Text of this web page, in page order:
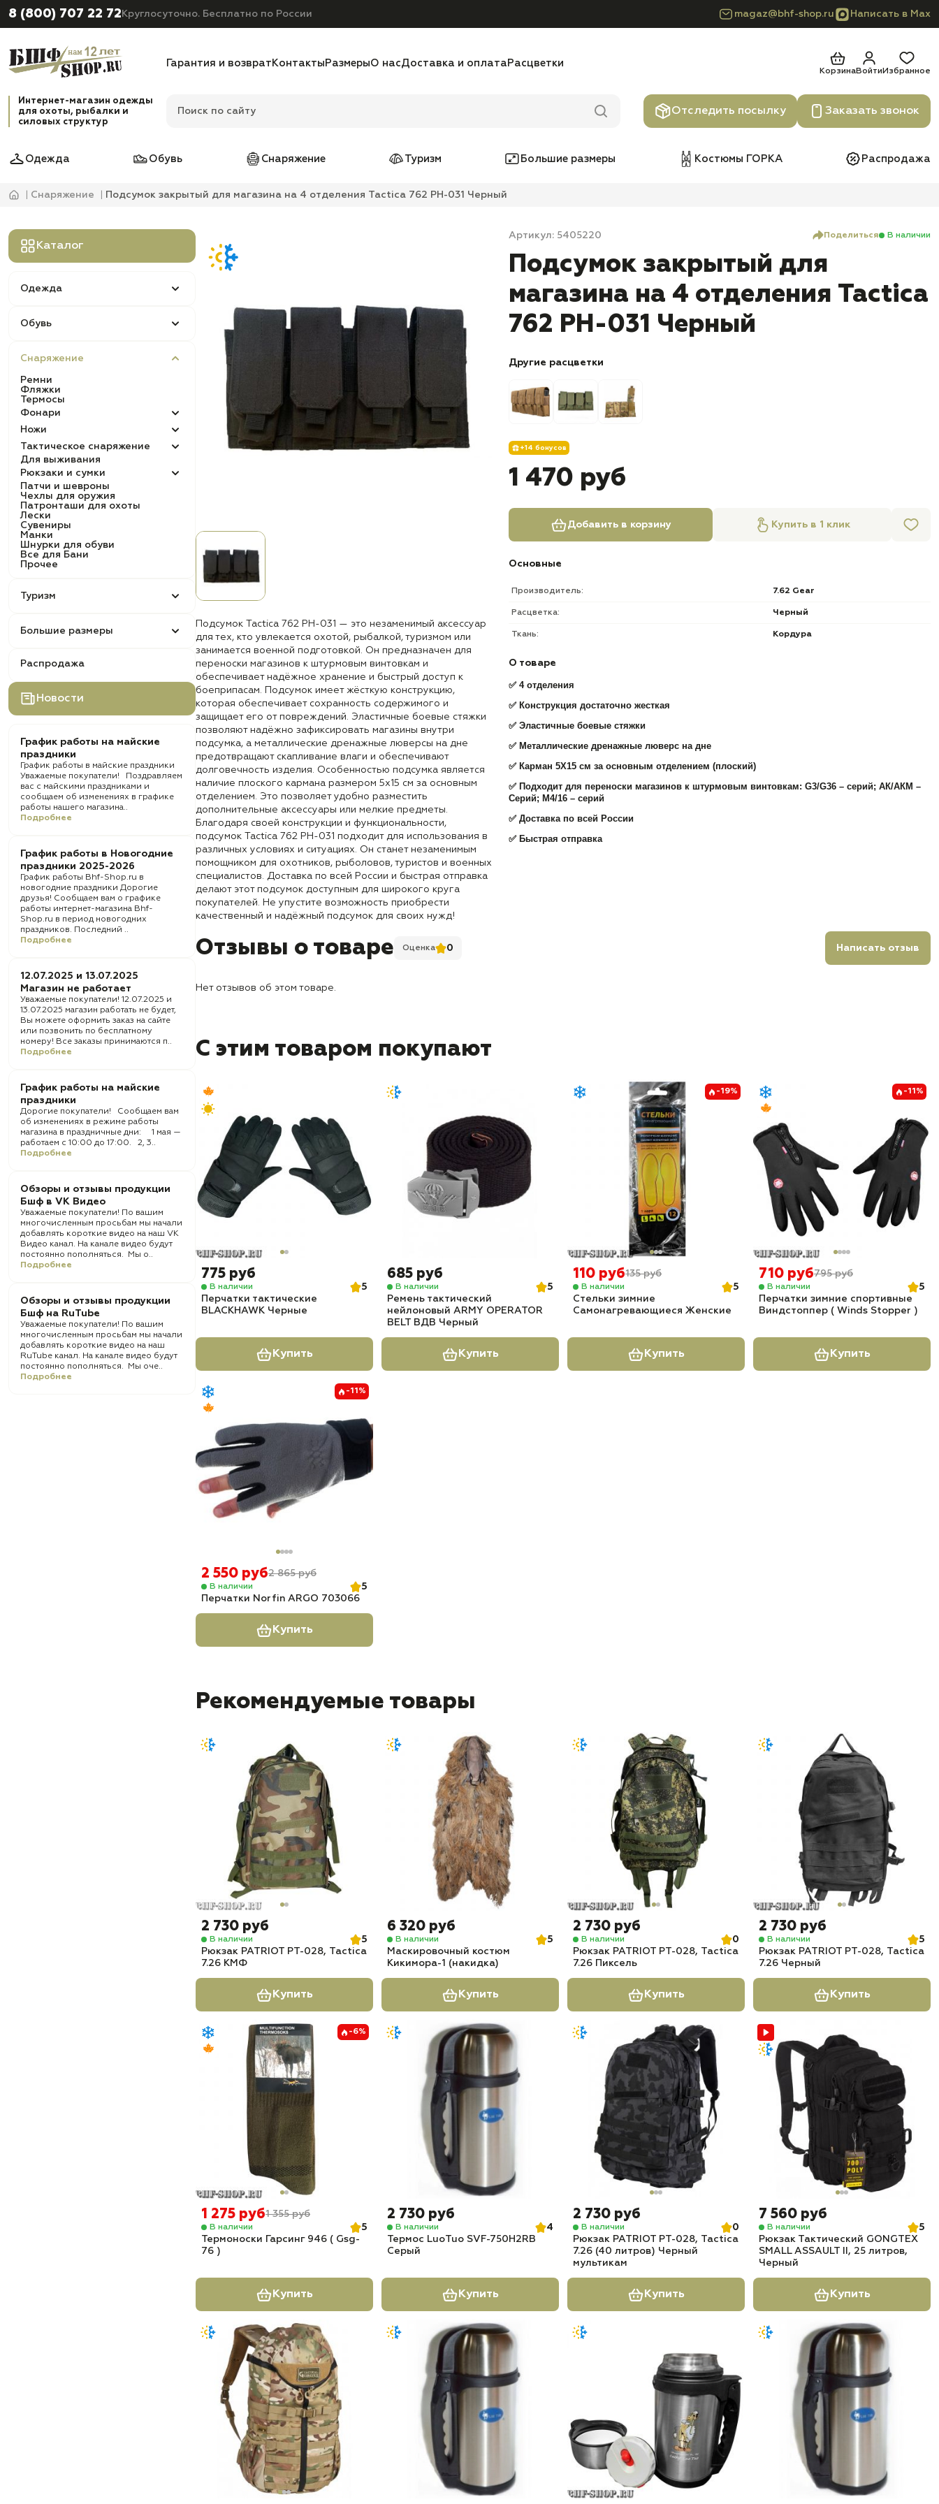
8 (800) 707 22 72 Круглосуточно. Бесплатно по России magaz@bhf-shop.ru Написать в Max
Гарантия и возврат Контакты РазмерыО насДоставка и оплата Расцветки
КорзинаВойти Избранное
Интернет-магазин одежды
для охоты, рыбалки и
силовых структур
Отследить посылку Заказать звонок
Одежда Обувь Снаряжение Туризм Большие размеры Костюмы ГОРКА Распродажа
Снаряжение Подсумок закрытый для магазина на 4 отделения Tactica 762 PH-031 Черный
Каталог
Одежда
Обувь
Снаряжение
Ремни
Фляжки
Термосы
Фонари
Ножи
Тактическое снаряжение
Для выживания
Рюкзаки и сумки
Патчи и шевроны
Чехлы для оружия
Патронташи для охоты
Лески
Сувениры
Манки
Шнурки для обуви
Все для Бани
Прочее
Туризм
Большие размеры
Распродажа
Новости
График работы на майские
праздники
График работы в майские праздники
Уважаемые покупатели! Поздравляем
вас с майскими праздниками и
сообщаем об изменениях в графике
работы нашего магазина..
Подробнее
График работы в Новогодние
праздники 2025-2026
График работы Bhf-Shop.ru в
новогодние праздники Дорогие
друзья! Сообщаем вам о графике
работы интернет-магазина Bhf-
Shop.ru в период новогодних
праздников. Последний ..
Подробнее
12.07.2025 и 13.07.2025
Магазин не работает
Уважаемые покупатели! 12.07.2025 и
13.07.2025 магазин работать не будет,
Вы можете оформить заказ на сайте
или позвонить по бесплатному
номеру! Все заказы принимаются п..
Подробнее
График работы на майские
праздники
Дорогие покупатели! Сообщаем вам
об изменениях в режиме работы
магазина в праздничные дни: 1 мая —
работаем с 10:00 до 17:00. 2, 3..
Подробнее
Обзоры и отзывы продукции
Бшф в VK Видео
Уважаемые покупатели! По вашим
многочисленным просьбам мы начали
добавлять короткие видео на наш VK
Видео канал. На канале видео будут
постоянно пополняться. Мы о..
Подробнее
Обзоры и отзывы продукции
Бшф на RuTube
Уважаемые покупатели! По вашим
многочисленным просьбам мы начали
добавлять короткие видео на наш
RuTube канал. На канале видео будут
постоянно пополняться. Мы оче..
Подробнее
Подсумок Tactica 762 PH-031 — это незаменимый аксессуар
для тех, кто увлекается охотой, рыбалкой, туризмом или
занимается военной подготовкой. Он предназначен для
переноски магазинов к штурмовым винтовкам и
обеспечивает надёжное хранение и быстрый доступ к
боеприпасам. Подсумок имеет жёсткую конструкцию,
которая обеспечивает сохранность содержимого и
защищает его от повреждений. Эластичные боевые стяжки
позволяют надёжно зафиксировать магазины внутри
подсумка, а металлические дренажные люверсы на дне
предотвращают скапливание влаги и обеспечивают
долговечность изделия. Особенностью подсумка является
наличие плоского кармана размером 5х15 см за основным
отделением. Это позволяет удобно разместить
дополнительные аксессуары или мелкие предметы.
Благодаря своей конструкции и функциональности,
подсумок Tactica 762 PH-031 подходит для использования в
различных условиях и ситуациях. Он станет незаменимым
помощником для охотников, рыболовов, туристов и военных
специалистов. Доставка по всей России и быстрая отправка
делают этот подсумок доступным для широкого круга
покупателей. Не упустите возможность приобрести
качественный и надёжный подсумок для своих нужд!
Артикул: 5405220 Поделиться В наличии
Подсумок закрытый для
магазина на 4 отделения Tactica
762 PH-031 Черный
Другие расцветки
+14 бонусов
1 470 руб
Добавить в корзину Купить в 1 клик
Основные
Производитель: 7.62 Gear
Расцветка: Черный
Ткань: Кордура
О товаре
✅ 4 отделения
✅ Конструкция достаточно жесткая
✅ Эластичные боевые стяжки
✅ Металлические дренажные люверс на дне
✅ Карман 5Х15 см за основным отделением (плоский)
✅ Подходит для переноски магазинов к штурмовым винтовкам: G3/G36 – серий; АК/АКМ –
Серий; М4/16 – серий
✅ Доставка по всей России
✅ Быстрая отправка
Отзывы о товаре Оценка 0 Написать отзыв
Нет отзывов об этом товаре.
С этим товаром покупают
775 руб
В наличии
5
Перчатки тактические
BLACKHAWK Черные
Купить
685 руб
В наличии
5
Ремень тактический
нейлоновый ARMY OPERATOR
BELT ВДВ Черный
Купить
-19%
110 руб135 руб
В наличии
5
Стельки зимние
Самонагревающиеся Женские
Купить
-11%
710 руб795 руб
В наличии
5
Перчатки зимние спортивные
Виндстоппер ( Winds Stopper )
Купить
-11%
2 550 руб2 865 руб
В наличии
5
Перчатки Norfin ARGO 703066
Купить
Рекомендуемые товары
2 730 руб
В наличии
5
Рюкзак PATRIOT РТ-028, Tactica
7.26 КМФ
Купить
6 320 руб
В наличии
5
Маскировочный костюм
Кикимора-1 (накидка)
Купить
2 730 руб
В наличии
0
Рюкзак PATRIOT РТ-028, Tactica
7.26 Пиксель
Купить
2 730 руб
В наличии
5
Рюкзак PATRIOT РТ-028, Tactica
7.26 Черный
Купить
-6%
1 275 руб1 355 руб
В наличии
5
Термоноски Гарсинг 946 ( Gsg-
76 )
Купить
2 730 руб
В наличии
4
Термос LuoTuo SVF-750H2RB
Серый
Купить
2 730 руб
В наличии
0
Рюкзак PATRIOT РТ-028, Tactica
7.26 (40 литров) Черный
мультикам
Купить
7 560 руб
В наличии
5
Рюкзак Тактический GONGTEX
SMALL ASSAULT II, 25 литров,
Черный
Купить